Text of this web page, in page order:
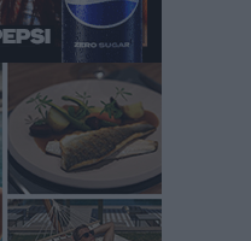
σαν ταινία
της Χαρούλας
που οδήγησαν στο
στις 21 Αυγούστου